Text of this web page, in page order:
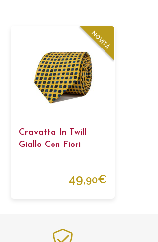
NOVITÀ
Cravatta In Twill
Giallo Con Fiori
49,90€